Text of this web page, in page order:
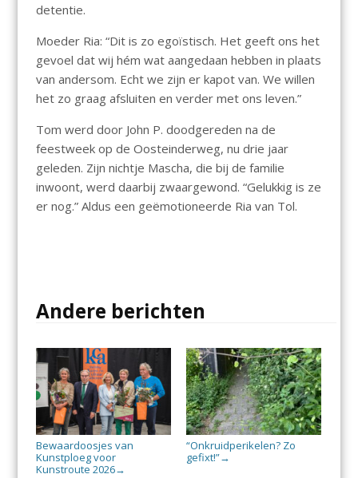
detentie.
Moeder Ria: “Dit is zo egoïstisch. Het geeft ons het
gevoel dat wij hém wat aangedaan hebben in plaats
van andersom. Echt we zijn er kapot van. We willen
het zo graag afsluiten en verder met ons leven.”
Tom werd door John P. doodgereden na de
feestweek op de Oosteinderweg, nu drie jaar
geleden. Zijn nichtje Mascha, die bij de familie
inwoont, werd daarbij zwaargewond. “Gelukkig is ze
er nog.” Aldus een geëmotioneerde Ria van Tol.
Andere berichten
Bewaardoosjes van
Kunstploeg voor
Kunstroute 2026→
“Onkruidperikelen? Zo
gefixt!”→